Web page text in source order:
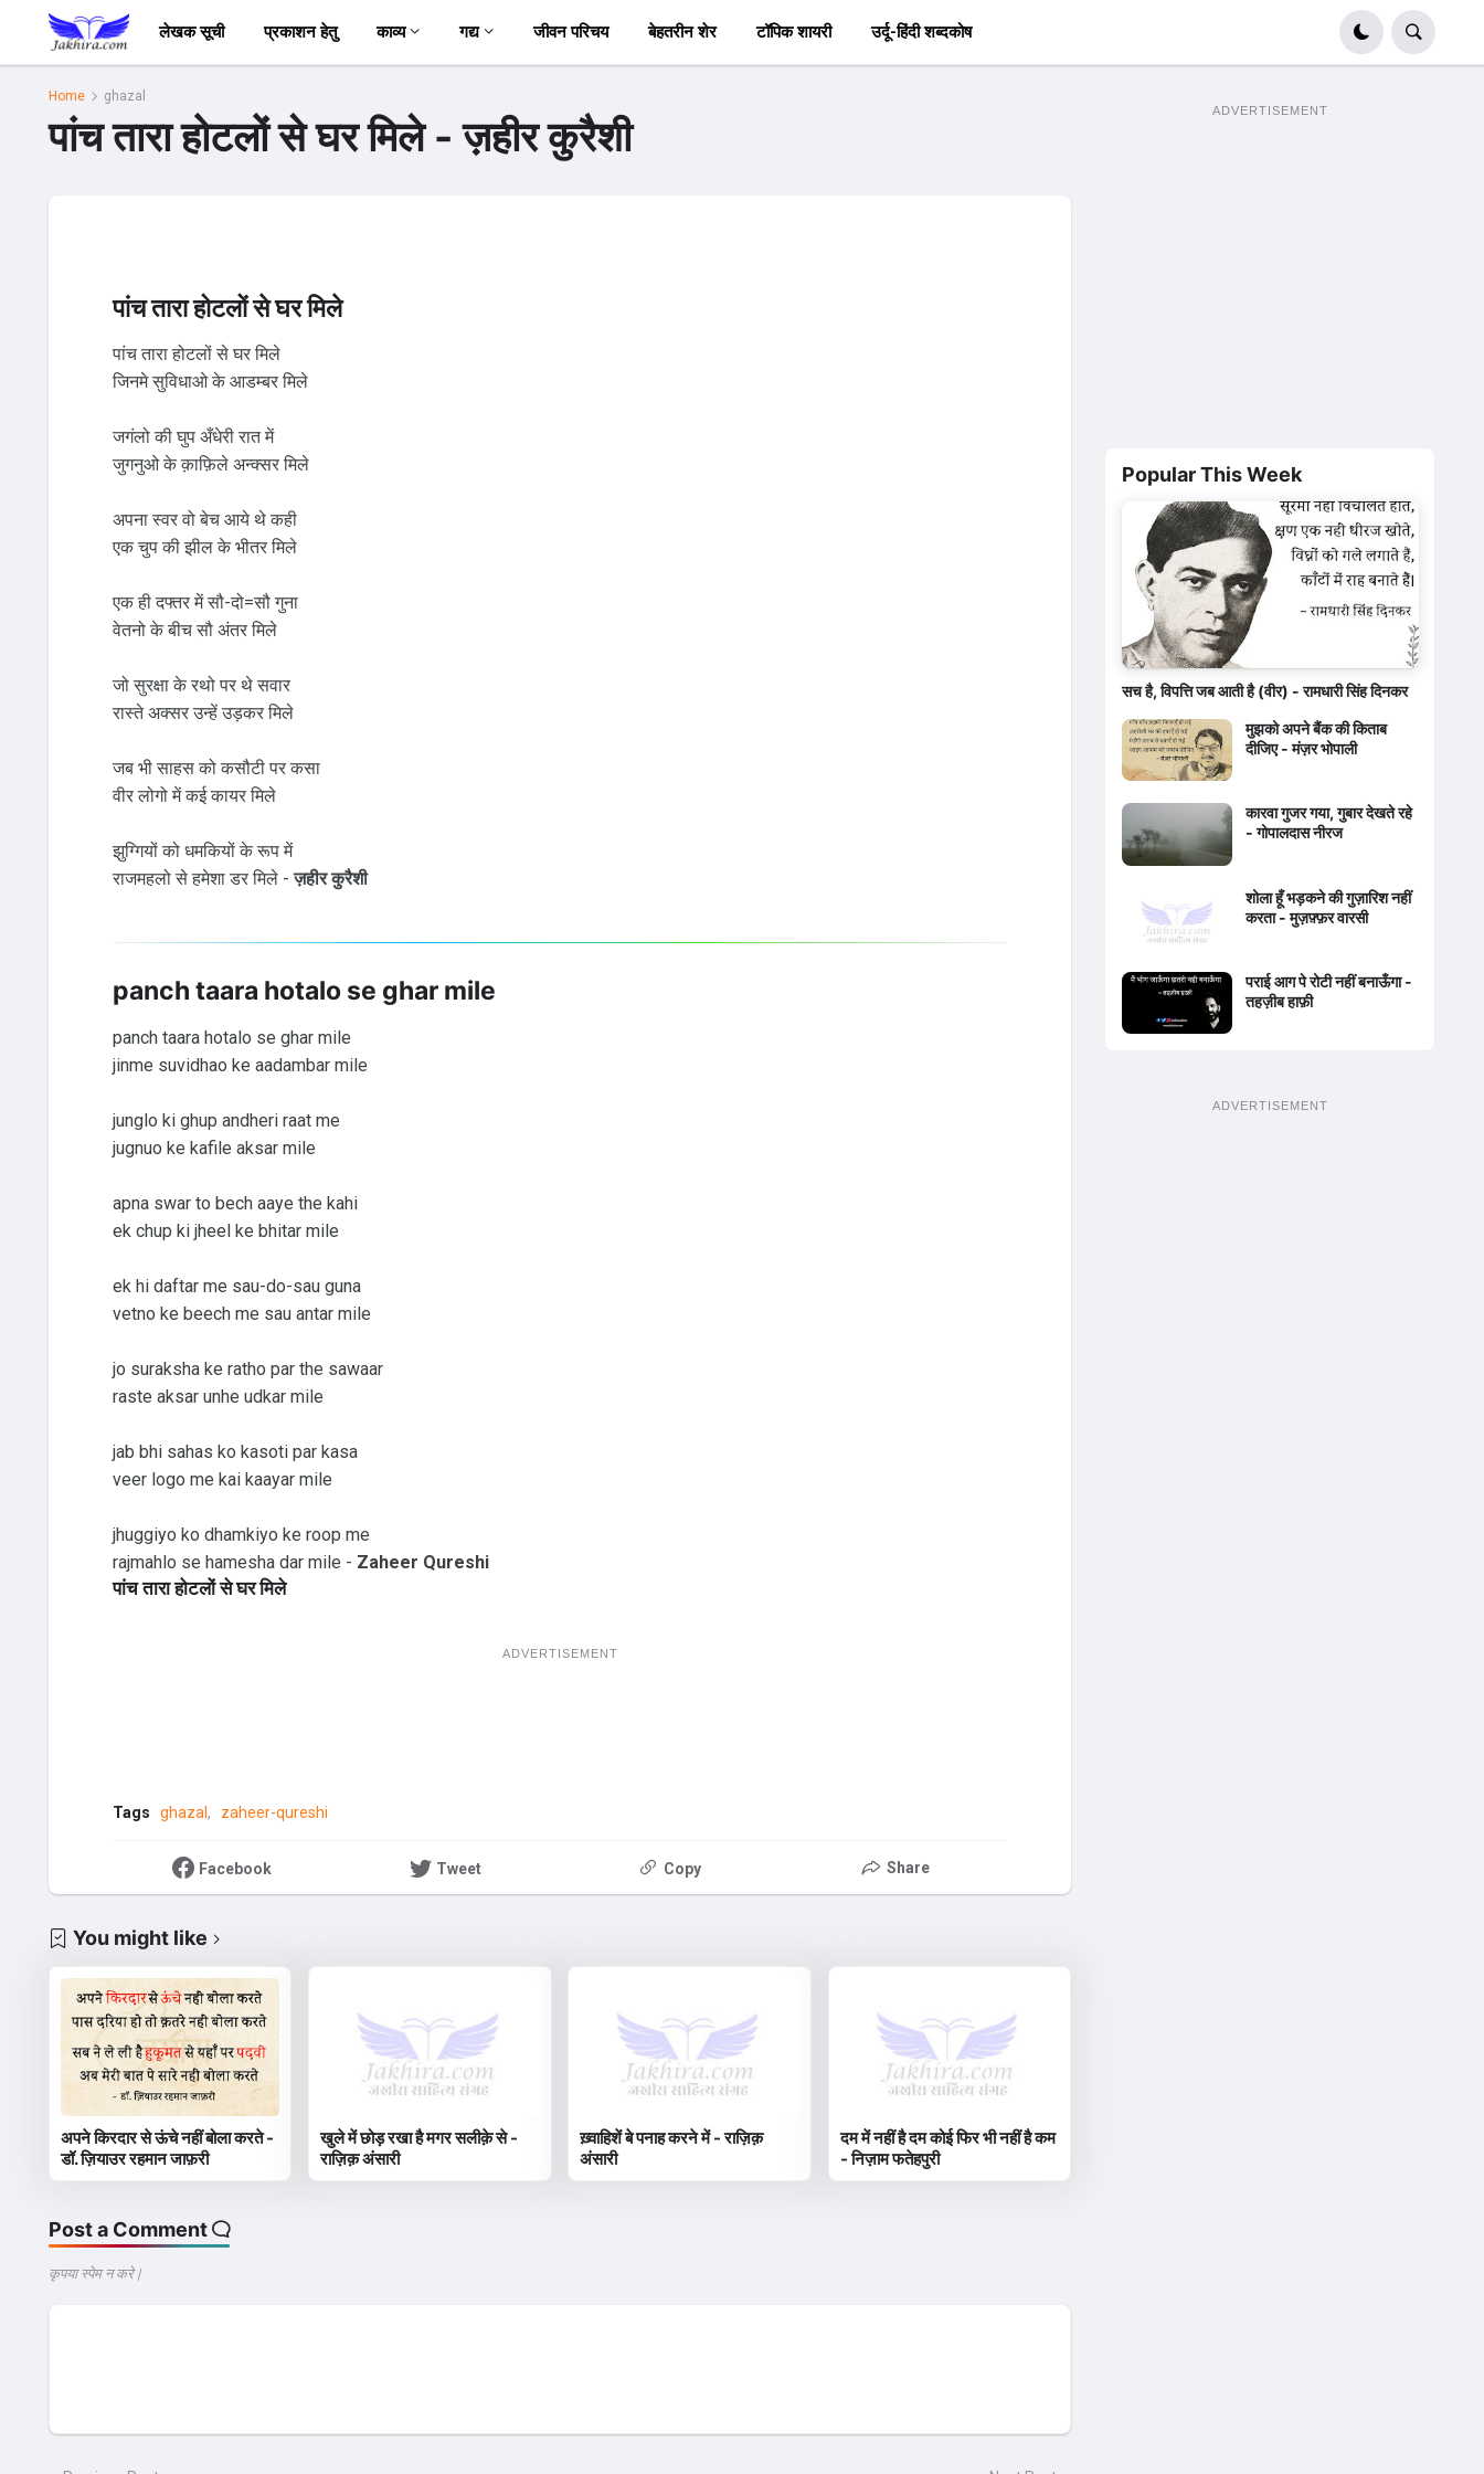
लेखक सूची प्रकाशन हेतु काव्य गद्य जीवन परिचय बेहतरीन शेर टॉपिक शायरी उर्दू-हिंदी शब्दकोष
Home ghazal
पांच तारा होटलों से घर मिले - ज़हीर कुरैशी
पांच तारा होटलों से घर मिले
पांच तारा होटलों से घर मिले
जिनमे सुविधाओ के आडम्बर मिले
जगंलो की घुप अँधेरी रात में
जुगनुओ के क़ाफ़िले अन्क्सर मिले
अपना स्वर वो बेच आये थे कही
एक चुप की झील के भीतर मिले
एक ही दफ्तर में सौ-दो=सौ गुना
वेतनो के बीच सौ अंतर मिले
जो सुरक्षा के रथो पर थे सवार
रास्ते अक्सर उन्हें उड़कर मिले
जब भी साहस को कसौटी पर कसा
वीर लोगो में कई कायर मिले
झुग्गियों को धमकियों के रूप में
राजमहलो से हमेशा डर मिले -ज़हीर कुरैशी
panch taara hotalo se ghar mile
panch taara hotalo se ghar mile
jinme suvidhao ke aadambar mile
junglo ki ghup andheri raat me
jugnuo ke kafile aksar mile
apna swar to bech aaye the kahi
ek chup ki jheel ke bhitar mile
ek hi daftar me sau-do-sau guna
vetno ke beech me sau antar mile
jo suraksha ke ratho par the sawaar
raste aksar unhe udkar mile
jab bhi sahas ko kasoti par kasa
veer logo me kai kaayar mile
jhuggiyo ko dhamkiyo ke roop me
rajmahlo se hamesha dar mile - Zaheer Qureshi
पांच तारा होटलों से घर मिले
ADVERTISEMENT
Tags ghazal zaheer-qureshi
Facebook Tweet Copy Share
You might like
अपने किरदार से ऊंचे नहीं बोला करते -
डॉ. ज़ियाउर रहमान जाफ़री
खुले में छोड़ रखा है मगर सलीक़े से -
राज़िक़ अंसारी
ख़्वाहिशें बे पनाह करने में - राज़िक़
अंसारी
दम में नहीं है दम कोई फिर भी नहीं है कम
- निज़ाम फतेहपुरी
Post a Comment
कृपया स्पेम न करे |
ADVERTISEMENT
Popular This Week
सच है, विपत्ति जब आती है (वीर) - रामधारी सिंह दिनकर
मुझको अपने बैंक की किताब
दीजिए - मंज़र भोपाली
कारवा गुजर गया, गुबार देखते रहे
- गोपालदास नीरज
शोला हूँ भड़कने की गुज़ारिश नहीं
करता - मुज़फ़्फ़र वारसी
पराई आग पे रोटी नहीं बनाऊँगा -
तहज़ीब हाफ़ी
ADVERTISEMENT